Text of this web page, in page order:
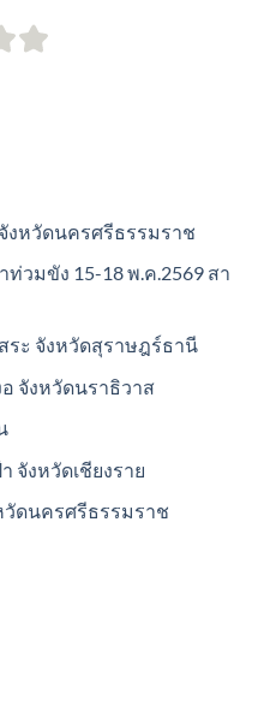
งหวัดนครศรีธรรมราช
ท่วมขัง 15-18 พ.ค.2569 สา
ระ จังหวัดสุราษฎร์ธานี
จังหวัดนราธิวาส
จังหวัดเชียงราย
ดนครศรีธรรมราช